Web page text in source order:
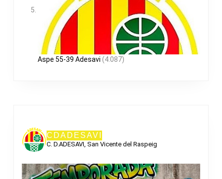
Aspe 55-39 Adesavi (4.087)
CDADESAVI
C. D.ADESAVI, San Vicente del Raspeig